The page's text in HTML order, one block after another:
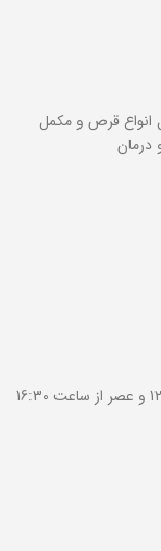
انواع قرص و مکمل
درمان
تماس فقط در روزهای کاری صبح از ساعت 9:00 الی 12:00 و عصر از ساعت 16:30